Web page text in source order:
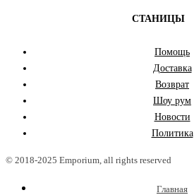
СТАНИЦЫ
Помощь
Доставка
Возврат
Шоу рум
Новости
Политика
© 2018-2025 Emporium, all rights reserved
Главная